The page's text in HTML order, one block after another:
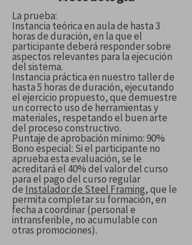
La prueba:
Instancia teórica en aula de hasta 3
horas de duración, en la que el
participante deberá responder sobre
aspectos relevantes para la ejecución
del sistema.
Instancia práctica en nuestro taller de
hasta 5 horas de duración, ejecutando
el ejercicio propuesto, que demuestre
un correcto uso de herramientas y
materiales, respetando el buen arte
del proceso constructivo.
Puntaje de aprobación mínimo: 90%
Bono especial: Si el participante no
aprueba esta evaluación, se le
acreditará el 40% del valor del curso
para el pago del curso regular
de Instalador de Steel Framing, que le
permita completar su formación, en
fecha a coordinar (personal e
intransferible, no acumulable con
otras promociones).